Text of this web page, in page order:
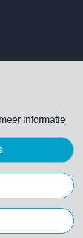
meer informatie